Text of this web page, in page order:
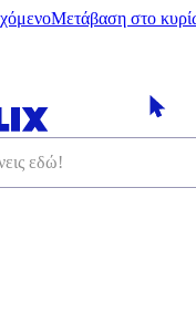
Μετάβαση στο